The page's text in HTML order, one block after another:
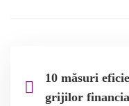
10 măsuri
grijilor